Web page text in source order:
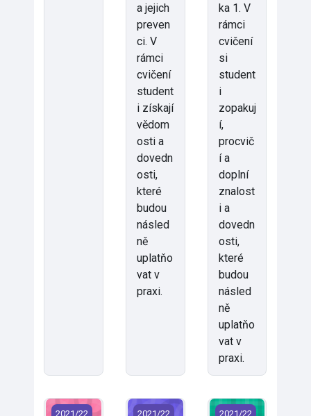
a jejich
preven
ci. V
rámci
cvičení
student
i získají
vědom
osti a
dovedn
osti,
které
budou
násled
ně
uplatňo
vat v
praxi.
ka 1. V
rámci
cvičení
si
student
i
zopakuj
í,
procvič
í a
doplní
znalost
i a
dovedn
osti,
které
budou
násled
ně
uplatňo
vat v
praxi.
FZS/RDG3 - Radiodiagnostika 3 (2021)
2021/22 FZS/REO - Rehabilitační
2021/22 FZS/RFY1 -
2021/22